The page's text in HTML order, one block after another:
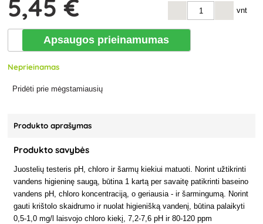
5,45 € vnt
Apsaugos prieinamumas
Neprieinamas
Pridėti prie mėgstamiausių
Produkto aprašymas
Produkto savybės
Juostelių testeris pH, chloro ir šarmų kiekiui matuoti. Norint užtikrinti
vandens higieninę saugą, būtina 1 kartą per savaitę patikrinti baseino
vandens pH, chloro koncentraciją, o geriausia - ir šarmingumą. Norint
gauti krištolo skaidrumo ir nuolat higienišką vandenį, būtina palaikyti
0,5-1,0 mg/l laisvojo chloro kiekį, 7,2-7,6 pH ir 80-120 ppm